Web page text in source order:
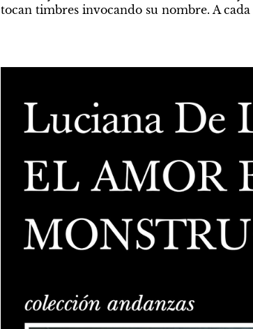
tocan timbres invocando su nombre. A